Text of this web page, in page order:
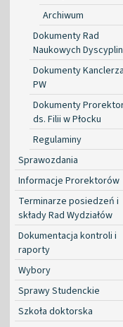
Archiwum
Dokumenty Rad
Naukowych Dyscyplin
Dokumenty
PW
Dokumenty
ds. Filii w Płocku
Regulaminy
Sprawozdania
Informacje Prorektorów
Terminarze posiedzeń i
składy Rad Wydziałów
Dokumentacja kontroli i
raporty
Wybory
Sprawy Studenckie
Szkoła doktorska